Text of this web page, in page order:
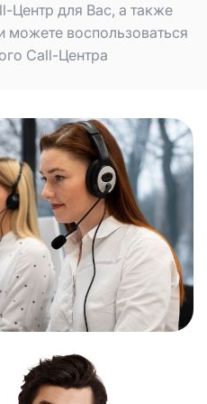
Центр для Вас, а также
можете воспользоваться
Call-Центра